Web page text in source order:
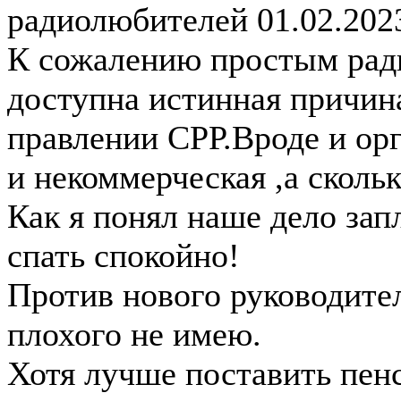
радиолюбителей
К сожалению простым
доступна истинная
правлении СРР.Вроде и
и некоммерческая ,а
Как я понял наше дело
спать спокойно!
Против нового
плохого не имею.
Хотя лучше поставить